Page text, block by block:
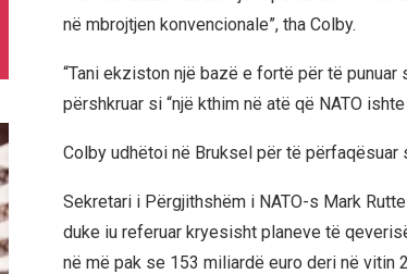
në mbrojtjen konvencionale”, tha Colby.
“Tani ekziston një bazë e fortë për të punuar
përshkruar si “një kthim në atë që NATO
Colby udhëtoi në Bruksel për të
Sekretari i Përgjithshëm i NATO-s Mark
duke iu referuar kryesisht planeve të
në më pak se 153 miliardë euro deri në vitin